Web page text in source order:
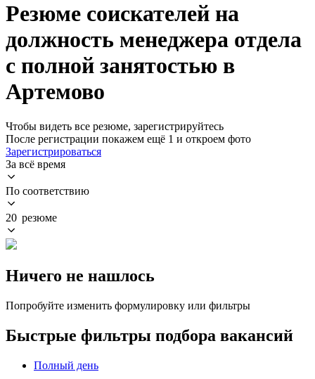
Резюме соискателей на
должность менеджера отдела
с полной занятостью в
Артемово
Чтобы видеть все резюме, зарегистрируйтесь
После регистрации покажем ещё 1 и откроем фото
Зарегистрироваться
За всё время
По соответствию
20 резюме
Ничего не нашлось
Попробуйте изменить формулировку или фильтры
Быстрые фильтры подбора вакансий
Полный день